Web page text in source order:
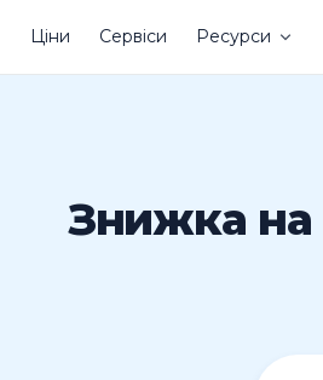
Ціни Сервіси Ресурси
Знижка на